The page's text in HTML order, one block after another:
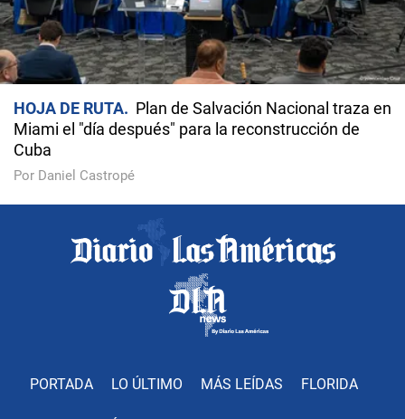
HOJA DE RUTA
Plan de Salvación Nacional traza en
Miami el "día después" para la reconstrucción de
Cuba
Por Daniel Castropé
PORTADA LO ÚLTIMO MÁS LEÍDAS FLORIDA